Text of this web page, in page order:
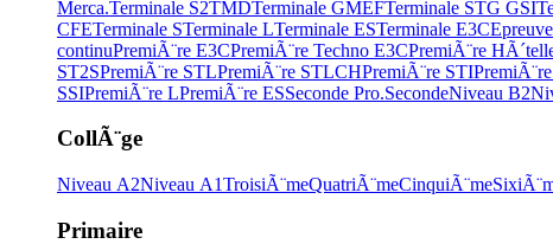
Merca.Terminale S2TMDTerminale GMEFTerminale STG GSI
CFETerminale STerminale LTerminale ESTerminale E3C
continuPremiÃ¨re E3CPremiÃ¨re Techno E3CPremiÃ¨re
ST2SPremiÃ¨re STLPremiÃ¨re STLCHPremiÃ¨re STI
SSIPremiÃ¨re LPremiÃ¨re ESSeconde Pro.SecondeNiveau B2
CollÃ¨ge
Niveau A2Niveau A1TroisiÃ¨meQuatriÃ¨meCinquiÃ¨me
Primaire